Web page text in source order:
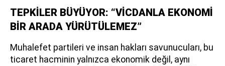
TEPKİLER BÜYÜYOR: “VİCDANLA EKONOMİ
BİR ARADA YÜRÜTÜLEMEZ”
Muhalefet partileri ve insan hakları savunucuları, bu
ticaret hacminin yalnızca ekonomik değil, aynı